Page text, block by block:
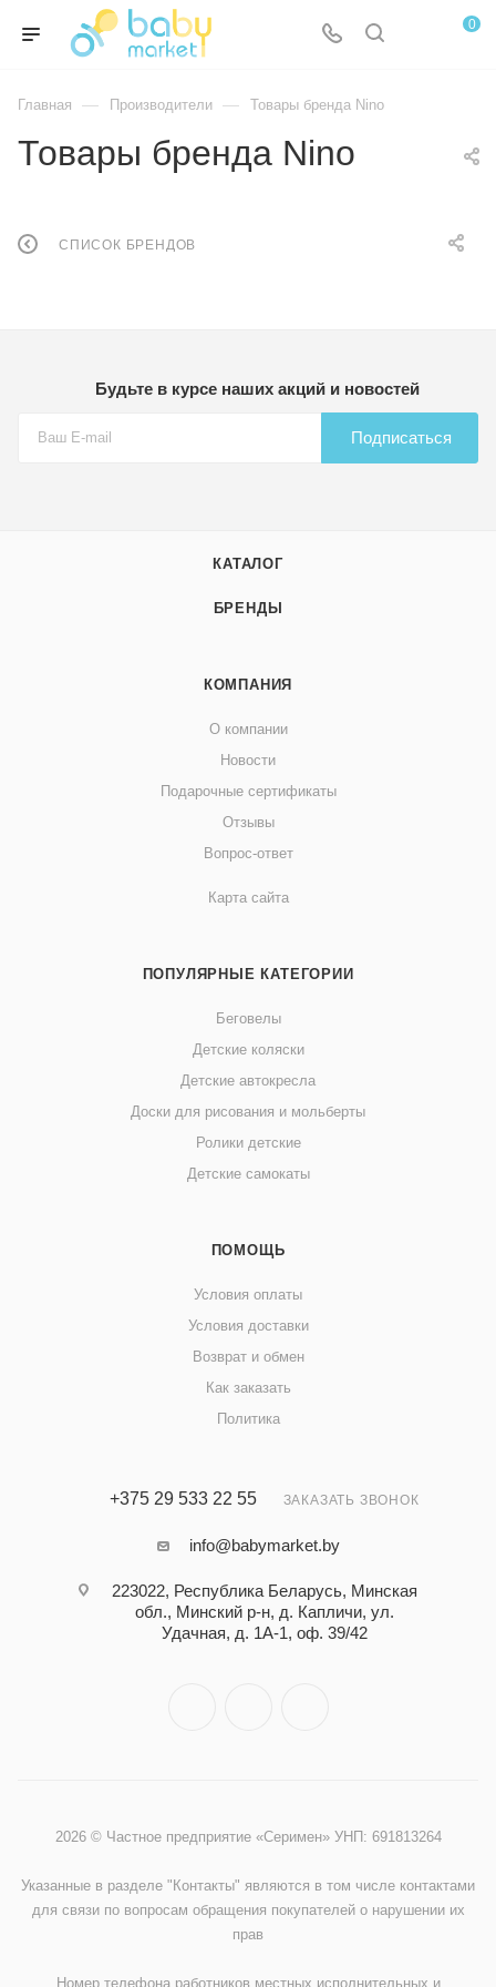
0
Главная — Производители — Товары бренда Nino
Товары бренда Nino
СПИСОК БРЕНДОВ
Будьте в курсе наших акций и новостей
Подписаться
КАТАЛОГ
БРЕНДЫ
КОМПАНИЯ
О компании
Новости
Подарочные сертификаты
Отзывы
Вопрос-ответ
Карта сайта
ПОПУЛЯРНЫЕ КАТЕГОРИИ
Беговелы
Детские коляски
Детские автокресла
Доски для рисования и мольберты
Ролики детские
Детские самокаты
ПОМОЩЬ
Условия оплаты
Условия доставки
Возврат и обмен
Как заказать
Политика
+375 29 533 22 55 ЗАКАЗАТЬ ЗВОНОК
info@babymarket.by
223022, Республика Беларусь, Минская
обл., Минский р-н, д. Капличи, ул.
Удачная, д. 1А-1, оф. 39/42
2026 © Частное предприятие «Серимен» УНП: 691813264
Указанные в разделе "Контакты" являются в том числе контактами
для связи по вопросам обращения покупателей о нарушении их
прав
Номер телефона работников местных исполнительных и